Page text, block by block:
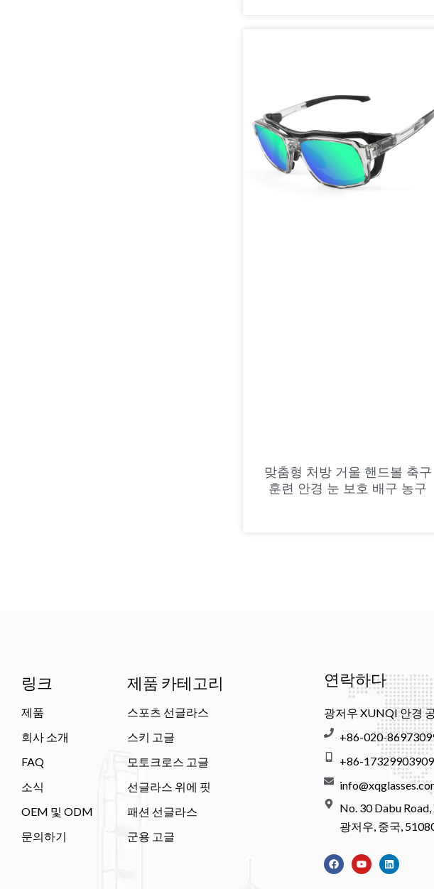
맞춤형 처방 거울 핸드볼 축구
훈련 안경 눈 보호 배구 농구
링크
제품
회사 소개
FAQ
소식
OEM 및 ODM
문의하기
제품 카테고리
스포츠 선글라스
스키 고글
모토크로스 고글
선글라스 위에 핏
패션 선글라스
군용 고글
연락하다
광저우 XUNQI 안경
+86-020-
+86-17329903909
No. 30 Dabu
광저우, 중국,
페
이
스
유
튜
브
링
크
드